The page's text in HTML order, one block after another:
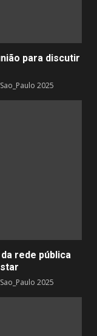
para discutir
2025
rede pública
2025